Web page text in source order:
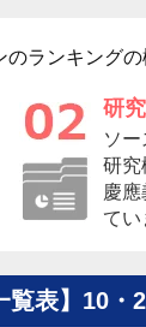
のランキング
研
ソ
研究
慶應
てい
覧表】10